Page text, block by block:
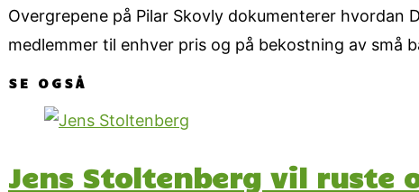
Overgrepene på Pilar Skovly dokumenterer
medlemmer til enhver pris og på bekostning av små
SE OGSÅ
Jens Stoltenberg vil ruste